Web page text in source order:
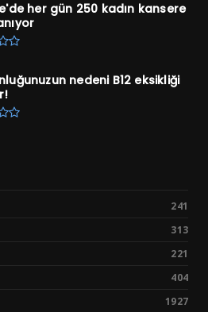
her gün 250 kadın kansere
nedeni B12 eksikliği
241
313
221
404
1927